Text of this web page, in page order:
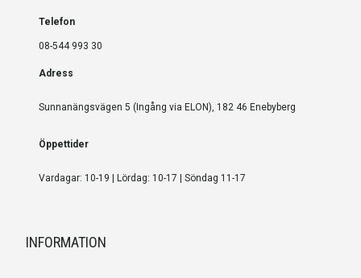
Telefon
08-544 993 30
Adress
Sunnanängsvägen 5 (Ingång via ELON), 182 46 Enebyberg
Öppettider
Vardagar: 10-19 | Lördag: 10-17 | Söndag 11-17
INFORMATION